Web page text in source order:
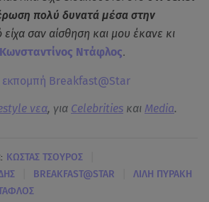
πολύ δυνατά μέσα στην
σαν αίσθηση και μου έκανε κι
Κωνσταντίνος Ντάφλος.
εκπομπή Breakfast@Star
νεα, για Celebrities και Media.
ΚΩΣΤΑΣ ΤΣΟΥΡΟΣ
BREAKFAST@STAR ΛΙΛΗ ΠΥΡΑΚΗ